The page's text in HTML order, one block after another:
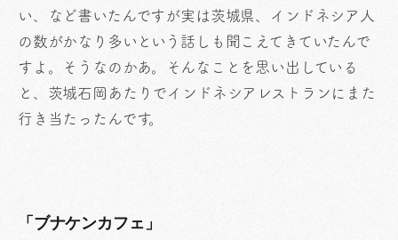
い、など書いたんですが実は茨城県、インドネシア人
の数がかなり多いという話しも聞こえてきていたんで
すよ。そうなのかあ。そんなことを思い出している
と、茨城石岡あたりでインドネシアレストランにまた
行き当たったんです。
「ブナケンカフェ」